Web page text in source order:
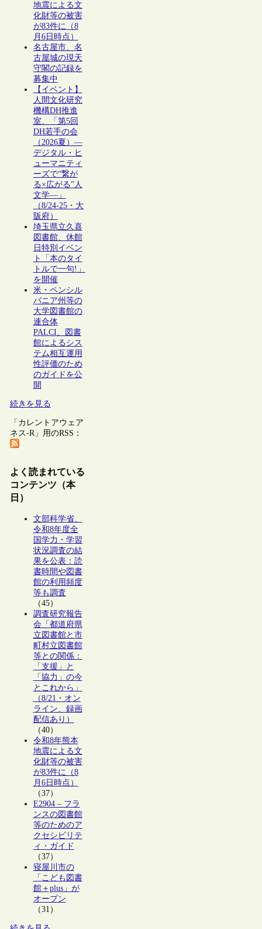
地震による文
化財等の被害
が83件に（8
月6日時点）
名古屋市、名
古屋城の現天
守閣の記録を
募集中
【イベント】
人間文化研究
機構DH推進
室、「第5回
DH若手の会
（2026夏）―
デジタル・ヒ
ューマニティ
ーズで“繋が
る×広がる”人
文学―」
（8/24-25・大
阪府）
埼玉県立久喜
図書館、休館
日特別イベン
ト「本のタイ
トルで一句!」
を開催
米・ペンシル
バニア州等の
大学図書館の
連合体
PALCI、図書
館によるシス
テム相互運用
性評価のため
のガイドを公
開
続きを見る
「カレントアウェア
ネス-R」用のRSS：
よく読まれている
コンテンツ（本
日）
文部科学省、
令和8年度全
国学力・学習
状況調査の結
果を公表：読
書時間や図書
館の利用頻度
等も調査
（45）
調査研究報告
会「都道府県
立図書館と市
町村立図書館
等との関係：
「支援」と
「協力」の今
とこれから」
（8/21・オン
ライン、録画
配信あり）
（40）
令和8年熊本
地震による文
化財等の被害
が83件に（8
月6日時点）
（37）
E2904 – フラ
ンスの図書館
等のためのア
クセシビリテ
ィ・ガイド
（37）
寝屋川市の
「こども図書
館＋plus」が
オープン
（31）